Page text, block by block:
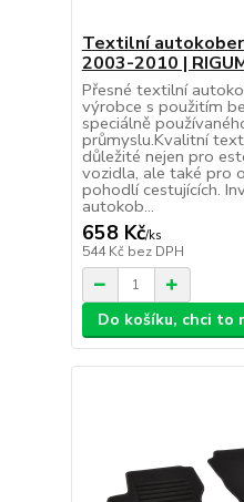
Textilní
2003-2010 |
Přesné textilní
výrobce s použitím
speciálně
průmyslu.Kvalitní
důležité nejen pro
vozidla, ale také pro
pohodlí cestujících.
autokob...
658 Kč/ks
544 Kč bez DPH
Do košíku, chci to